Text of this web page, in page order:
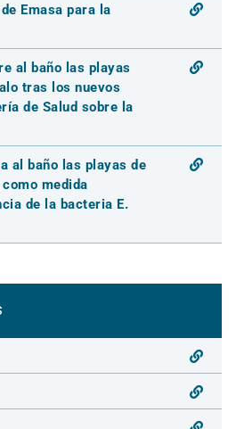
Emasa para la
al baño las playas
tras los nuevos
de Salud sobre la
al baño las playas de
medida
de la bacteria E.